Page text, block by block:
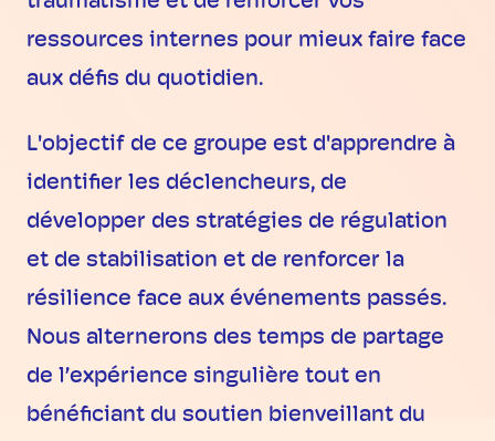
ressources internes pour mieux faire face
aux défis du quotidien.
L'objectif de ce groupe est d'apprendre à
identifier les déclencheurs, de
développer des stratégies de régulation
et de stabilisation et de renforcer la
résilience face aux événements passés.
Nous alternerons des temps de partage
de l’expérience singulière tout en
bénéficiant du soutien bienveillant du